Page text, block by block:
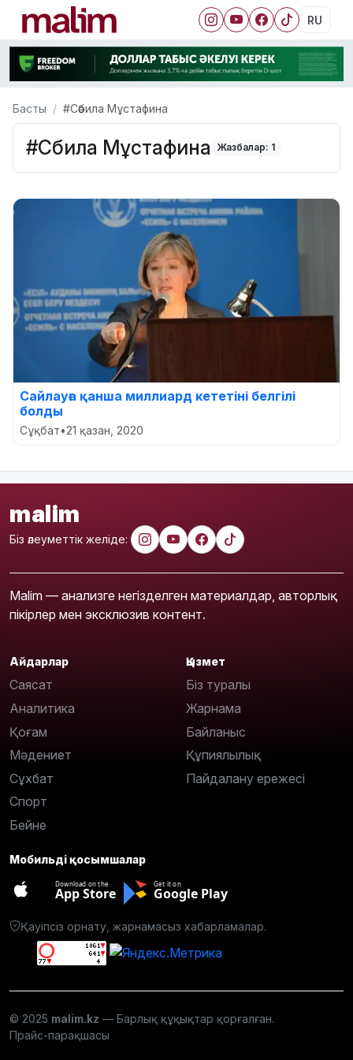
RU
Басты #Сәбила Мұстафина
#Сәбила Мұстафина Жазбалар: 1
Сайлауға қанша миллиард кететіні белгілі
болды
Сұқбат•21 қазан, 2020
malim
Біз әлеуметтік желіде:
Malim — анализге негізделген материалдар, авторлық
пікірлер мен эксклюзив контент.
Айдарлар
Саясат
Аналитика
Қоғам
Мәдениет
Сұхбат
Спорт
Бейне
Қызмет
Біз туралы
Жарнама
Байланыс
Құпиялылық
Пайдалану ережесі
Мобильді қосымшалар
Download on the
App Store
Get it on
Google Play
Қауіпсіз орнату, жарнамасыз хабарламалар.
© 2025 malim.kz — Барлық құқықтар қорғалған.
Прайс-парақшасы